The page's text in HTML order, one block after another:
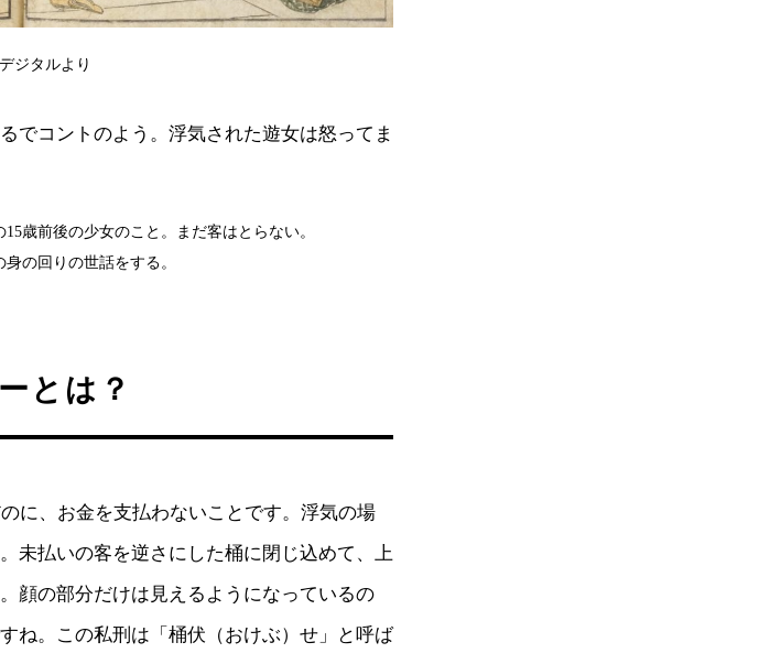
ジタルより
でコントのよう。浮気された遊女は怒ってま
歳前後の少女のこと。まだ客はとらない。
の回りの世話をする。
とは？
に、お金を支払わないことです。浮気の場
未払いの客を逆さにした桶に閉じ込めて、上
顔の部分だけは見えるようになっているの
ね。この私刑は「桶伏（おけぶ）せ」と呼ば